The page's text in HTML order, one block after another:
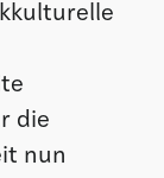
die
nun